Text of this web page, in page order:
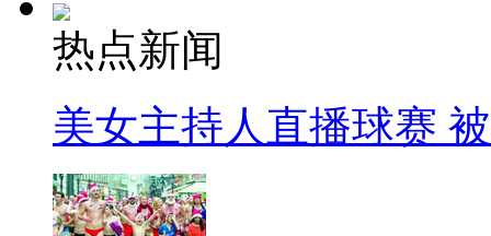
热点新闻
美女主持人直播球赛